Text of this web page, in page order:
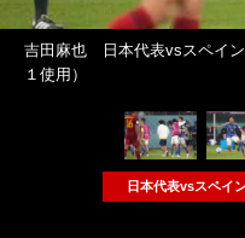
吉田麻也 日本代表vsスペイン
１使用）
日本代表vsスペイ